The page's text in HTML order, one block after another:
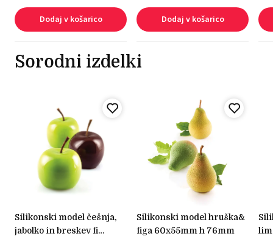
Dodaj v košarico Dodaj v košarico
Sorodni izdelki
silikonski model češnja,
jabolko in breskev fi
silikonski model hruška&
figa 60x55mm h 76mm
silikonski model limona &